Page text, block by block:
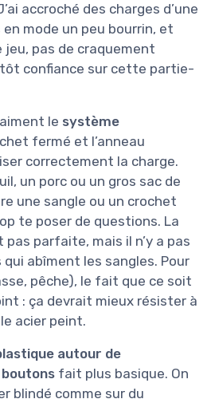
accroché des charges d’une
mode un peu bourrin, et
jeu, pas de craquement
confiance sur cette partie-
le système
fermé et l’anneau
correctement la charge.
un porc ou un gros sac de
une sangle ou un crochet
te poser de questions. La
parfaite, mais il n’y a pas
abîment les sangles. Pour
pêche), le fait que ce soit
: ça devrait mieux résister à
acier peint.
autour de
boutons fait plus basique. On
blindé comme sur du